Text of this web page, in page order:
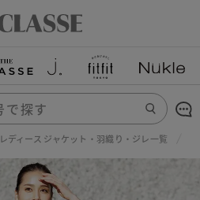
レディース ジャケット・羽織り・ジレ一覧